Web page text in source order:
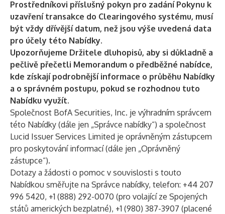
Prostředníkovi příslušný pokyn pro zadání Pokynu k
uzavření transakce do Clearingového systému, musí
být vždy dřívější datum, než jsou výše uvedená data
pro účely této Nabídky.
Upozorňujeme Držitele dluhopisů, aby si důkladně a
pečlivě přečetli Memorandum o předběžné nabídce,
kde získají podrobnější informace o průběhu Nabídky
a o správném postupu, pokud se rozhodnou tuto
Nabídku využít.
Společnost BofA Securities, Inc. je výhradním správcem
této Nabídky (dále jen „Správce nabídky“) a společnost
Lucid Issuer Services Limited je oprávněným zástupcem
pro poskytování informací (dále jen „Oprávněný
zástupce“).
Dotazy a žádosti o pomoc v souvislosti s touto
Nabídkou směřujte na Správce nabídky, telefon: +44 207
996 5420, +1 (888) 292-0070 (pro volající ze Spojených
států amerických bezplatné), +1 (980) 387-3907 (placené